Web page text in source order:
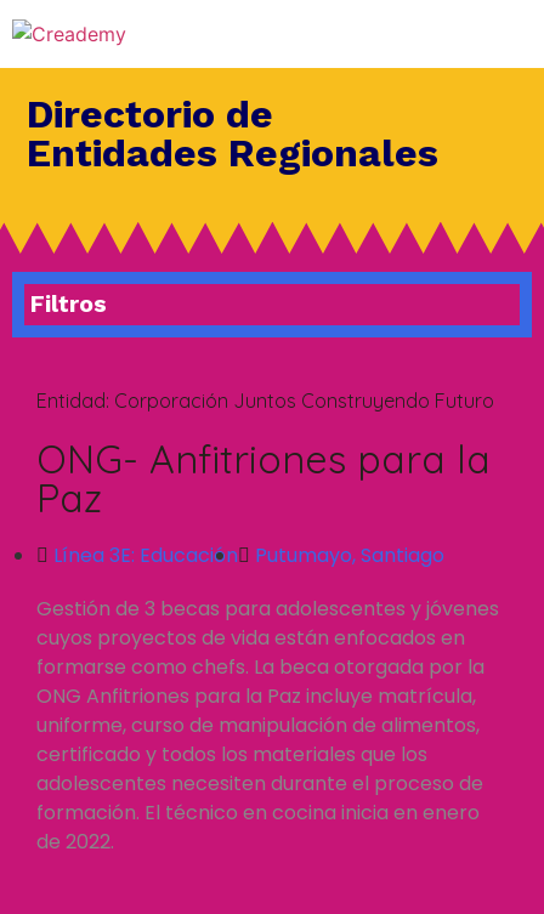
Directorio de
Entidades Regionales
Filtros
Entidad: Corporación Juntos Construyendo Futuro
ONG- Anfitriones para la
Paz
Línea 3E: Educación Putumayo,Santiago
Gestión de 3 becas para adolescentes y jóvenes
cuyos proyectos de vida están enfocados en
formarse como chefs. La beca otorgada por la
ONG Anfitriones para la Paz incluye matrícula,
uniforme, curso de manipulación de alimentos,
certificado y todos los materiales que los
adolescentes necesiten durante el proceso de
formación. El técnico en cocina inicia en enero
de 2022.